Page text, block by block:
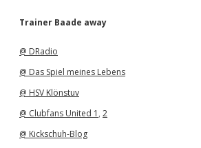
h
Trainer Baade away
@ DRadio
@ Das Spiel meines Lebens
@ HSV Klönstuv
@ Clubfans United 1 , 2
@ Kickschuh-Blog